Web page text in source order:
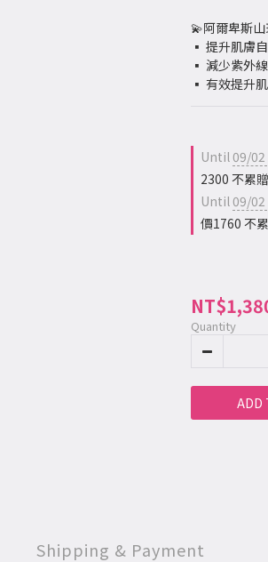
💫阿爾卑斯
▪ 提升肌膚
▪ 減少紫外
▪ 有效提升
Until09/02
2300 不累
Until09/02
價1760 不
Quantity
ADD
Shipping & Payment